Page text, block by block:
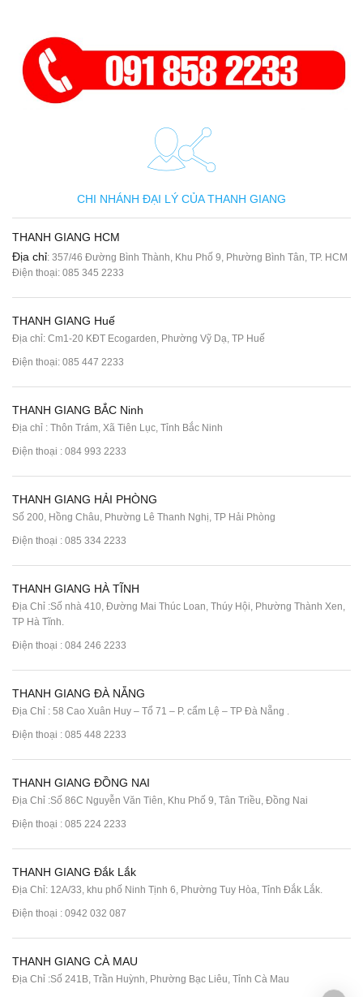
CHI NHÁNH ĐẠI LÝ CỦA THANH GIANG
THANH GIANG HCM
Địa chỉ: 357/46 Đường Bình Thành, Khu Phố 9, Phường Bình Tân, TP. HCM
Điện thoại: 085 345 2233
THANH GIANG Huế
Địa chỉ: Cm1-20 KĐT Ecogarden, Phường Vỹ Dạ, TP Huế
Điện thoại: 085 447 2233
THANH GIANG BẮC Ninh
Địa chỉ : Thôn Trám, Xã Tiên Lục, Tỉnh Bắc Ninh
Điện thoại : 084 993 2233
THANH GIANG HẢI PHÒNG
Số 200, Hồng Châu, Phường Lê Thanh Nghị, TP Hải Phòng
Điện thoại : 085 334 2233
THANH GIANG HÀ TĨNH
Địa Chỉ :Số nhà 410, Đường Mai Thúc Loan, Thúy Hội, Phường Thành Xen,
TP Hà Tĩnh.
Điện thoại : 084 246 2233
THANH GIANG ĐÀ NẴNG
Địa Chỉ : 58 Cao Xuân Huy – Tổ 71 – P. cẩm Lệ – TP Đà Nẵng .
Điện thoại : 085 448 2233
THANH GIANG ĐỒNG NAI
Địa Chỉ :Số 86C Nguyễn Văn Tiên, Khu Phố 9, Tân Triều, Đồng Nai
Điện thoại : 085 224 2233
THANH GIANG Đắk Lắk
Địa Chỉ: 12A/33, khu phố Ninh Tịnh 6, Phường Tuy Hòa, Tỉnh Đắk Lắk.
Điện thoại : 0942 032 087
THANH GIANG CÀ MAU
Địa Chỉ :Số 241B, Trần Huỳnh, Phường Bạc Liêu, Tỉnh Cà Mau